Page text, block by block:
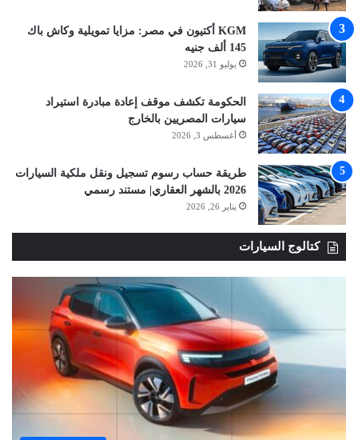
KGM أكتيون في مصر: مزايا تمويلية وكاش باك
145 ألف جنيه
يوليو 31, 2026
الحكومة تكشف موقف إعادة مبادرة استيراد
سيارات المصريين بالخارج
أغسطس 3, 2026
طريقة حساب رسوم تسجيل ونقل ملكية السيارات
2026 بالشهر العقاري| مستند رسمي
يناير 26, 2026
كتالوج السيارات